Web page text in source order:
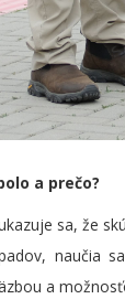
a prečo?
sa, že
a